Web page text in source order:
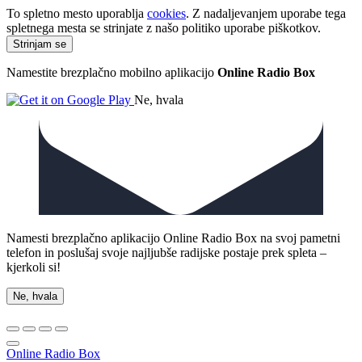
To spletno mesto uporablja cookies. Z nadaljevanjem uporabe tega
spletnega mesta se strinjate z našo politiko uporabe piškotkov.
Namestite brezplačno mobilno aplikacijo Online Radio Box
Ne, hvala
Namesti brezplačno aplikacijo Online Radio Box na svoj pametni
telefon in poslušaj svoje najljubše radijske postaje prek spleta –
kjerkoli si!
Ne, hvala
Online Radio Box